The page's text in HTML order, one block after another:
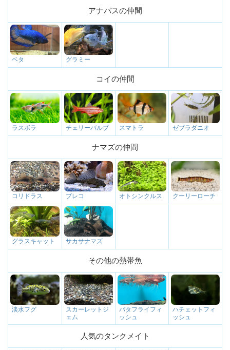
アナバスの仲間
ベタ グラミー
コイの仲間
ラスボラ チェリーバルブ スマトラ ゼブラダニオ
ナマズの仲間
コリドラス プレコ オトシンクルス クーリーローチ
グラスキャット サカサナマズ
その他の熱帯魚
淡水フグ
スカーレットジ
ェム
バタフライフィ
ッシュ
ハチェットフィ
ッシュ
人気のタンクメイト